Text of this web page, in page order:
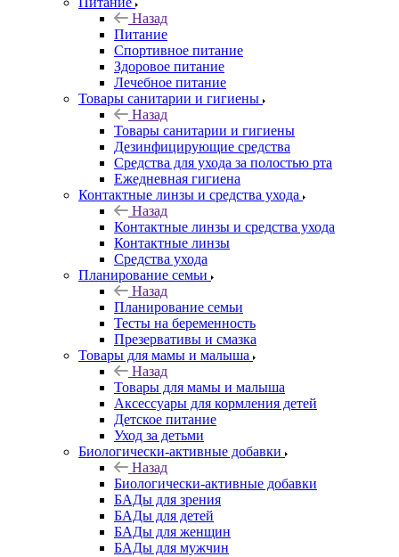
Назад
Питание
Спортивное питание
Здоровое питание
Лечебное питание
Товары санитарии и гигиены
Назад
Товары санитарии и гигиены
Дезинфицирующие средства
Средства для ухода за полостью рта
Ежедневная гигиена
Контактные линзы и средства ухода
Назад
Контактные линзы и средства ухода
Контактные линзы
Средства ухода
Планирование семьи
Назад
Планирование семьи
Тесты на беременность
Презервативы и смазка
Товары для мамы и малыша
Назад
Товары для мамы и малыша
Аксессуары для кормления детей
Детское питание
Уход за детьми
Биологически-активные добавки
Назад
Биологически-активные добавки
БАДы для зрения
БАДы для детей
БАДы для женщин
БАДы для мужчин